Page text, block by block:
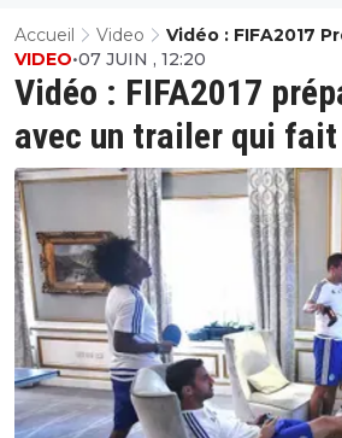
Accueil Video
Vidéo : FIFA2017
Trailer Qui Fait
Vidéo : FIFA2017
avec un trailer qui
VIDEO•07 JUIN , 12:20